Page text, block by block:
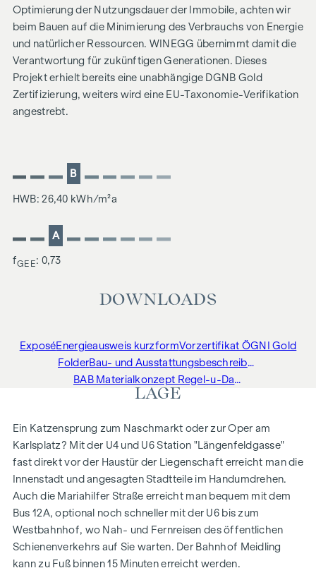
Optimierung der Nutzungsdauer der Immobile, achten wir
beim Bauen auf die Minimierung des Verbrauchs von Energie
und natürlicher Ressourcen. WINEGG übernimmt damit die
Verantwortung für zukünftigen Generationen. Dieses
Projekt erhielt bereits eine unabhängige DGNB Gold
Zertifizierung, weiters wird eine EU-Taxonomie-Verifikation
angestrebt.
B
HWB: 26,40 kWh/m²a
A
fGEE: 0,73
DOWNLOADS
ExposéEnergieausweis kurzformVorzertifikat ÖGNI Gold
Folder
Bau- und Ausstattungsbeschreibung
BAB Materialkonzept Regel-u-Dachgeschoss
LAGE
Ein Katzensprung zum Naschmarkt oder zur Oper am
Karlsplatz? Mit der U4 und U6 Station "Längenfeldgasse"
fast direkt vor der Haustür der Liegenschaft erreicht man die
Innenstadt und angesagten Stadtteile im Handumdrehen.
Auch die Mariahilfer Straße erreicht man bequem mit dem
Bus 12A, optional noch schneller mit der U6 bis zum
Westbahnhof, wo Nah- und Fernreisen des öffentlichen
Schienenverkehrs auf Sie warten. Der Bahnhof Meidling
kann zu Fuß binnen 15 Minuten erreicht werden.